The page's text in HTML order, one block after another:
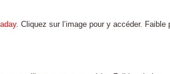
. Cliquez sur l’image pour y accéder. Faible